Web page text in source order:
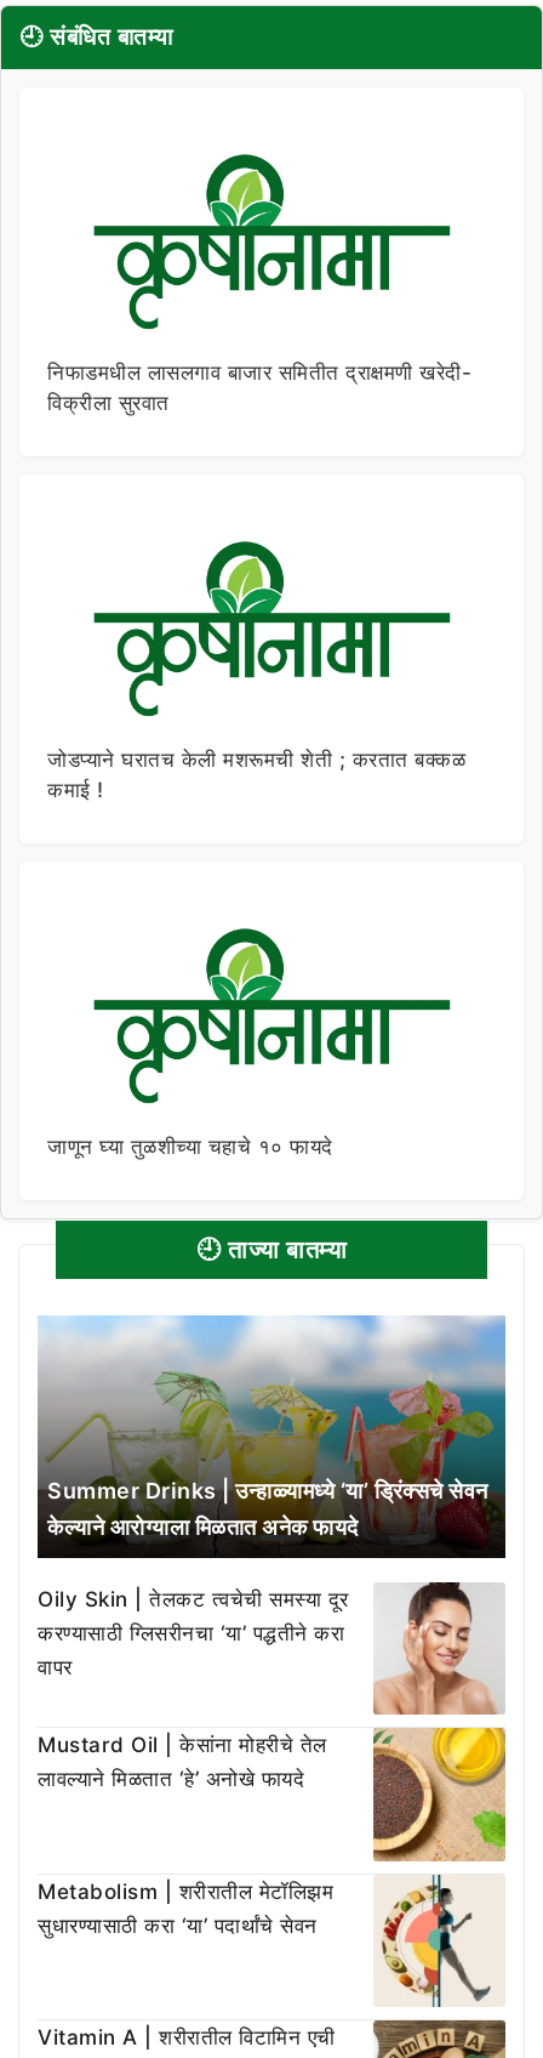
🕘 संबंधित बातम्या
निफाडमधील लासलगाव बाजार समितीत द्राक्षमणी खरेदी-
विक्रीला सुरवात
जोडप्याने घरातच केली मशरूमची शेती ; करतात बक्कळ
कमाई !
जाणून घ्या तुळशीच्या चहाचे १० फायदे
🕘 ताज्या बातम्या
Summer Drinks | उन्हाळ्यामध्ये ‘या’ ड्रिंक्सचे सेवन
केल्याने आरोग्याला मिळतात अनेक फायदे
Oily Skin | तेलकट त्वचेची समस्या दूर
करण्यासाठी ग्लिसरीनचा ‘या’ पद्धतीने करा
वापर
Mustard Oil | केसांना मोहरीचे तेल
लावल्याने मिळतात ‘हे’ अनोखे फायदे
Metabolism | शरीरातील मेटॉलिझम
सुधारण्यासाठी करा ‘या’ पदार्थांचे सेवन
Vitamin A | शरीरातील विटामिन एची